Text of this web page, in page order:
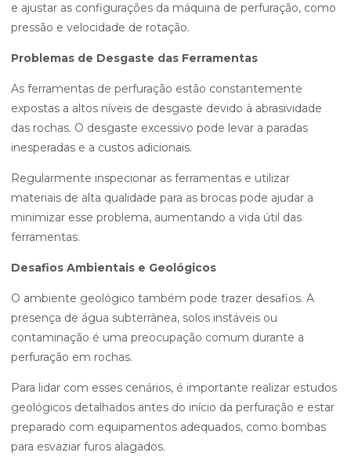
e ajustar as configurações da máquina de perfuração, como
pressão e velocidade de rotação.
Problemas de Desgaste das Ferramentas
As ferramentas de perfuração estão constantemente
expostas a altos níveis de desgaste devido à abrasividade
das rochas. O desgaste excessivo pode levar a paradas
inesperadas e a custos adicionais.
Regularmente inspecionar as ferramentas e utilizar
materiais de alta qualidade para as brocas pode ajudar a
minimizar esse problema, aumentando a vida útil das
ferramentas.
Desafios Ambientais e Geológicos
O ambiente geológico também pode trazer desafios. A
presença de água subterrânea, solos instáveis ou
contaminação é uma preocupação comum durante a
perfuração em rochas.
Para lidar com esses cenários, é importante realizar estudos
geológicos detalhados antes do início da perfuração e estar
preparado com equipamentos adequados, como bombas
para esvaziar furos alagados.